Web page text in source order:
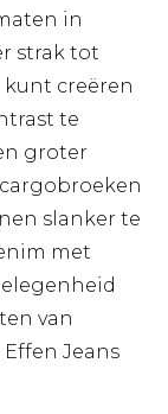
in
strak tot
kunt creëren
te
groter
slanker te
met
van
Jeans